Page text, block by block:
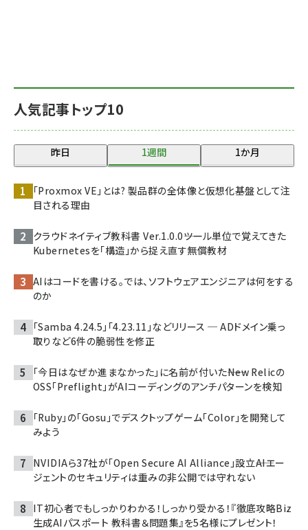
人気記事トップ10
昨日 1週間 1か月
「Proxmox VE」とは? 製品群の全体像と仮想化基盤として注
目される理由
クラウドネイティブ教科書 Ver.1.0.0――ツール単位で覚えてきた
Kubernetesを「構造」から捉え直す無償教材
AIはコードを書ける。では、ソフトウェアエンジニアは何をする
のか
「Samba 4.24.5」「4.23.11」などリリース ─ ADドメイン乗っ
取りなど6件の脆弱性を修正
「今日はなぜか進まなかった」に名前が付いた――New Relicの
OSS「Preflight」がAIコーディングのアンチパターンを検知
「Ruby」の「Gosu」でデスクトップゲーム「Color」を開発して
みよう
NVIDIAら37社が「Open Secure AI Alliance」設立――AIエー
ジェントのセキュリティは重みの非公開では守れない
IT初心者でもしっかりわかる！しっかり受かる！『徹底攻略Biz
生成AIパスポート 教科書＆問題集』を5名様にプレゼント！